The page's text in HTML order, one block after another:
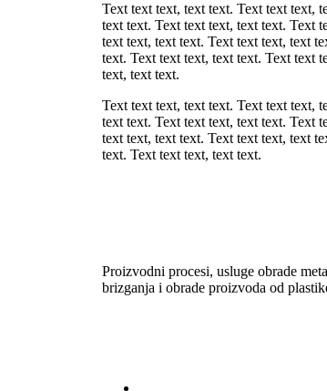
Text text text, text text. Text text text,
text text. Text text text, text text. Text
text text, text text. Text text text, text
text. Text text text, text text. Text text
text, text text.
Text text text, text text. Text text text,
text text. Text text text, text text. Text
text text, text text. Text text text, text
text. Text text text, text text.
Proizvodni procesi, usluge obrade
brizganja i obrade proizvoda od